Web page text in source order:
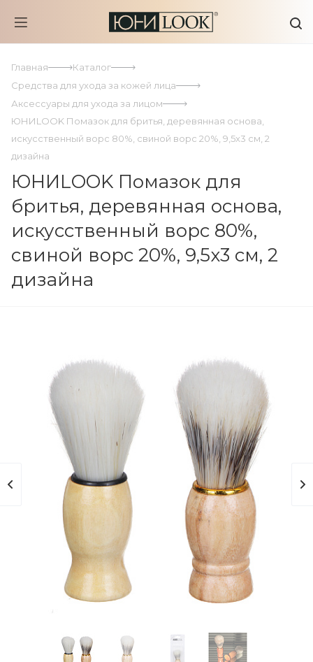
Главная
Каталог
Средства для ухода за кожей лица
Аксессуары для ухода за лицом
ЮНИLOOK Помазок для бритья, деревянная основа,
искусственный ворс 80%, свиной ворс 20%, 9,5x3 см, 2
дизайна
ЮНИLOOK Помазок для
бритья, деревянная основа,
искусственный ворс 80%,
свиной ворс 20%, 9,5x3 см, 2
дизайна